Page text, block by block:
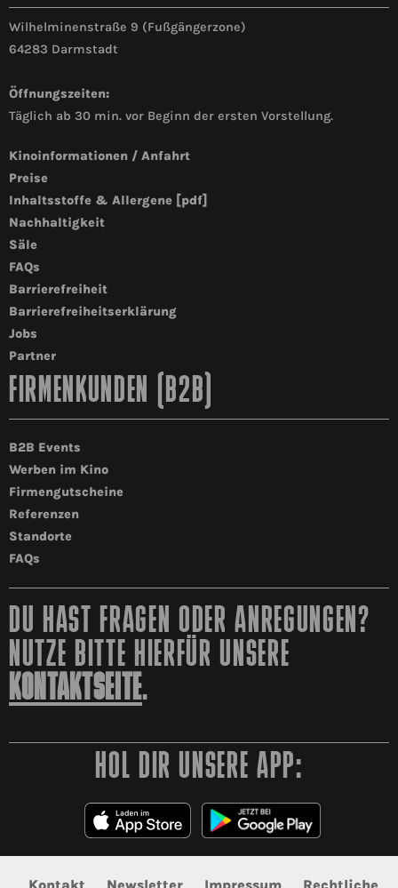
Wilhelminenstraße 9 (Fußgängerzone)
64283 Darmstadt
Öffnungszeiten:
Täglich ab 30 min. vor Beginn der ersten Vorstellung.
Kinoinformationen / Anfahrt
Preise
Inhaltsstoffe & Allergene [pdf]
Nachhaltigkeit
Säle
FAQs
Barrierefreiheit
Barrierefreiheitserklärung
Jobs
Partner
FIRMENKUNDEN (B2B)
B2B Events
Werben im Kino
Firmengutscheine
Referenzen
Standorte
FAQs
DU HAST FRAGEN ODER ANREGUNGEN?
NUTZE BITTE HIERFÜR UNSERE
KONTAKTSEITE.
HOL DIR UNSERE APP:
Kontakt Newsletter Impressum Rechtliche